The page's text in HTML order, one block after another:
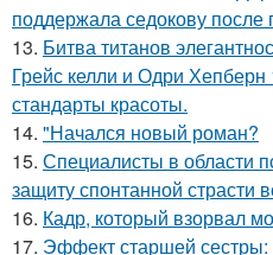
поддержала седокову после
13. Битва титанов
Грейс келли и Одри
стандарты красоты.
14. "Начался новый роман?
15. Специалисты в области
защиту спонтанной страсти
16. Кадр, который взорвал
17. Эффект старшей сестры: